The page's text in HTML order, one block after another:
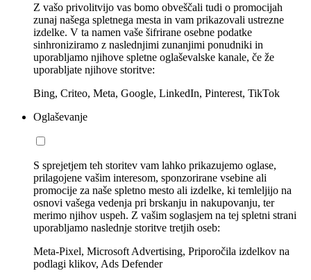
Z vašo privolitvijo vas bomo obveščali tudi o promocijah
zunaj našega spletnega mesta in vam prikazovali ustrezne
izdelke. V ta namen vaše šifrirane osebne podatke
sinhroniziramo z naslednjimi zunanjimi ponudniki in
uporabljamo njihove spletne oglaševalske kanale, če že
uporabljate njihove storitve:
Bing, Criteo, Meta, Google, LinkedIn, Pinterest, TikTok
Oglaševanje
S sprejetjem teh storitev vam lahko prikazujemo oglase,
prilagojene vašim interesom, sponzorirane vsebine ali
promocije za naše spletno mesto ali izdelke, ki temleljijo na
osnovi vašega vedenja pri brskanju in nakupovanju, ter
merimo njihov uspeh. Z vašim soglasjem na tej spletni strani
uporabljamo naslednje storitve tretjih oseb:
Meta-Pixel, Microsoft Advertising, Priporočila izdelkov na
podlagi klikov, Ads Defender